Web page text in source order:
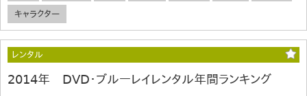
キャラクター
レンタル
2014年 DVD・ブルーレイレンタル年間ランキング